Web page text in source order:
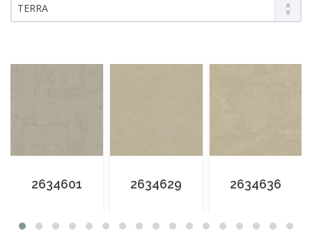
TERRA
2634601 2634629 2634636